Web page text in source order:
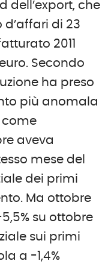
dell’export, che
d’affari di 23
2011
Secondo
ha preso
più anomala
come
aveva
mese del
dei primi
Ma ottobre
su ottobre
sui primi
a -1,4%